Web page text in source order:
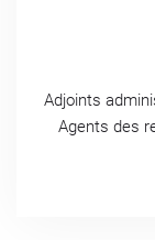
Adjoints
Agents des